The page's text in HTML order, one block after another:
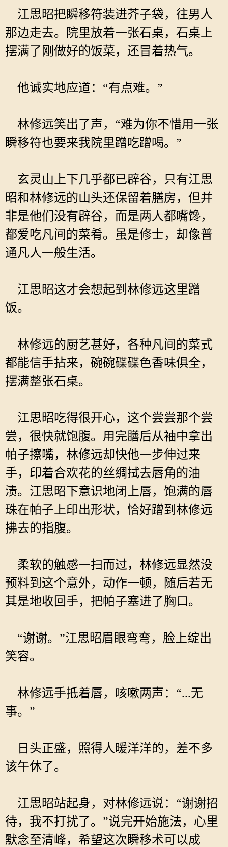
江思昭把瞬移符装进芥子袋，往男人
那边走去。院里放着一张石桌，石桌上
摆满了刚做好的饭菜，还冒着热气。
他诚实地应道：“有点难。”
林修远笑出了声，“难为你不惜用一张
瞬移符也要来我院里蹭吃蹭喝。”
玄灵山上下几乎都已辟谷，只有江思
昭和林修远的山头还保留着膳房，但并
非是他们没有辟谷，而是两人都嘴馋，
都爱吃凡间的菜肴。虽是修士，却像普
通凡人一般生活。
江思昭这才会想起到林修远这里蹭
饭。
林修远的厨艺甚好，各种凡间的菜式
都能信手拈来，碗碗碟碟色香味俱全，
摆满整张石桌。
江思昭吃得很开心，这个尝尝那个尝
尝，很快就饱腹。用完膳后从袖中拿出
帕子擦嘴，林修远却快他一步伸过来
手，印着合欢花的丝绸拭去唇角的油
渍。江思昭下意识地闭上唇，饱满的唇
珠在帕子上印出形状，恰好蹭到林修远
拂去的指腹。
柔软的触感一扫而过，林修远显然没
预料到这个意外，动作一顿，随后若无
其是地收回手，把帕子塞进了胸口。
“谢谢。”江思昭眉眼弯弯，脸上绽出
笑容。
林修远手抵着唇，咳嗽两声：“...无
事。”
日头正盛，照得人暖洋洋的，差不多
该午休了。
江思昭站起身，对林修远说：“谢谢招
待，我不打扰了。”说完开始施法，心里
默念至清峰，希望这次瞬移术可以成